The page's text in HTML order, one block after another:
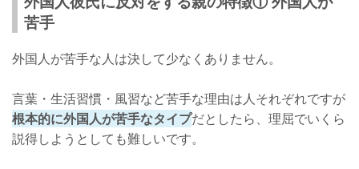
理由その② 外国に住むことになることに反対している
反対をされたときの対処法
反論しないでまずは親の話を聞く
苦手
外国人が苦手な人は決して少なくありません。
言葉・生活習慣・風習など苦手な理由は人それぞれですが
根本的に外国人が苦手なタイプだとしたら、理屈でいくら
説得しようとしても難しいです。